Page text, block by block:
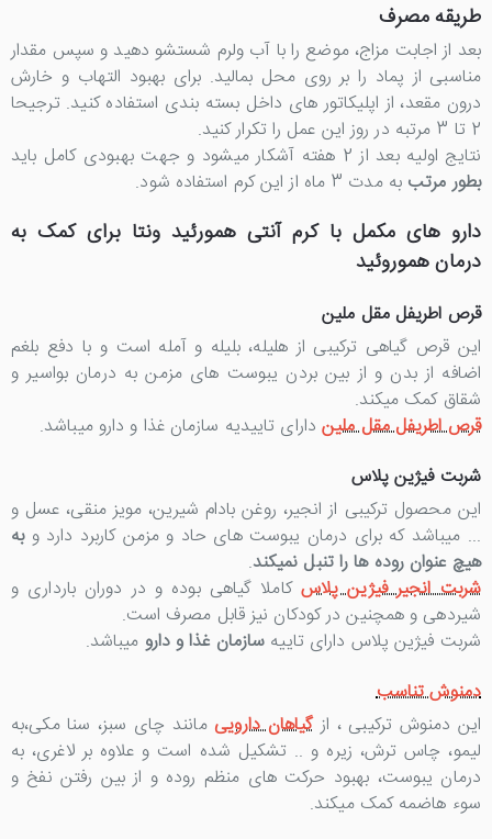
طریقه مصرف
بعد از اجابت مزاج، موضع را با آب ولرم شستشو دهید و سپس مقدار
مناسبی از پماد را بر روی محل بمالید. برای بهبود التهاب و خارش
درون مقعد، از اپلیکاتور های داخل بسته بندی استفاده کنید. ترجیحا
2 تا 3 مرتبه در روز این عمل را تکرار کنید.
نتایج اولیه بعد از 2 هفته آشکار میشود و جهت بهبودی کامل باید
بطور مرتب به مدت 3 ماه از این کرم استفاده شود.
دارو های مکمل با کرم آنتی همورئید ونتا برای کمک به
درمان هموروئید
قرص اطریفل مقل ملین
این قرص گیاهی ترکیبی از هلیله، بلیله و آمله است و با دفع بلغم
اضافه از بدن و از بین بردن یبوست های مزمن به درمان بواسیر و
شقاق کمک میکند.
قرص اطریفل مقل ملیندارای تاییدیه سازمان غذا و دارو میباشد.
شربت فیژین پلاس
این محصول ترکیبی از انجیر، روغن بادام شیرین، مویز منقی، عسل و
... میباشد که برای درمان یبوست های حاد و مزمن کاربرد دارد وبه
هیچ عنوان روده ها را تنبل نمیکند.
شربت انجیر فیژین پلاس کاملا گیاهی بوده و در دوران بارداری و
شیردهی و همچنین در کودکان نیز قابل مصرف است.
شربت فیژین پلاس دارای تاییه سازمان غذا و دارو میباشد.
دمنوش تناسب
این دمنوش ترکیبی ، ازگیاهان دارویی مانند چای سبز، سنا مکی،به
لیمو، چاس ترش، زیره و .. تشکیل شده است و علاوه بر لاغری، به
درمان یبوست، بهبود حرکت های منظم روده و از بین رفتن نفخ و
سوء هاضمه کمک میکند.